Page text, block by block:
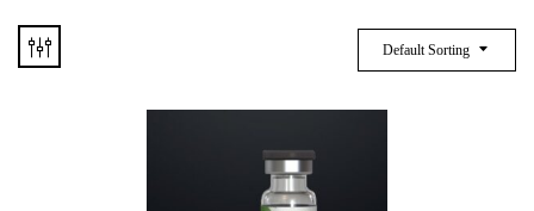
Default Sorting